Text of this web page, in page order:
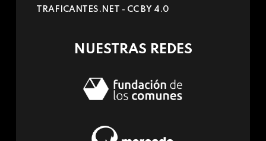
e-
TRAFICANTES.NET - CC BY 4.0
NUESTRAS REDES